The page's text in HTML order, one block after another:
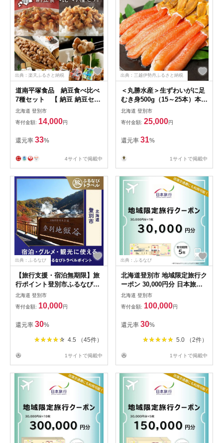
出典：楽天ふるさと納税
道南平塚食品 納豆食べ比べ
7種セット 【 納豆 納豆セッ
ト 納豆食べ比べ わら納豆 小
粒納豆 黒豆納豆 めかぶ納豆
北海道産 北海道産大豆100%
食べ比べ 7種セット わさび
激辛 朝ご飯 ご飯のお供 】
北海道 登別市
寄付金額: 14,000円
還元率 33%
4サイトで掲載中
出典：三越伊勢丹ふるさと納税
＜丸勝水産＞生ずわいがに足
むき身500g（15～25本）本ず
わいがにスープ付き
北海道 登別市
寄付金額: 25,000円
還元率 31%
1サイトで掲載中
出典：ふるなび
【旅行支援・宿泊無期限】旅
行ポイント登別市ふるなびト
ラベルポイント
北海道 登別市
寄付金額: 10,000円
還元率 30%
4.5 （45件）
1サイトで掲載中
出典：ふるなび
北海道登別市 地域限定旅行ク
ーポン 30,000円分 日本旅行
トラベルクーポン 納税チケッ
ト 旅行 宿泊券 ホテル 観光
旅行 旅行券 交通費 体験 宿泊
夏休み 冬休み 家族旅行 ひと
り旅 カップル 夫婦 親子 自治
体名旅行
北海道 登別市
寄付金額: 100,000円
還元率 30%
5.0 （2件）
1サイトで掲載中